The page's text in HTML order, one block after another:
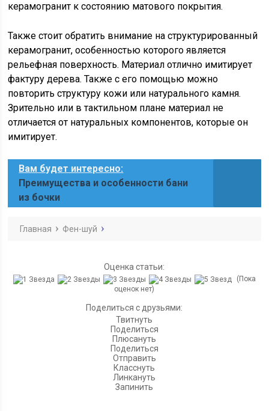
керамогранит к состоянию матового покрытия.
Также стоит обратить внимание на структурированный
керамогранит, особенностью которого является
рельефная поверхность. Материал отлично имитирует
фактуру дерева. Также с его помощью можно
повторить структуру кожи или натурального камня.
Зрительно или в тактильном плане материал не
отличается от натуральных компонентов, которые он
имитирует.
Вам будет интересно:
Преимущества и особенности бани
из бочки
Главная Фен-шуй
Оценка статьи:
(Пока
оценок нет)
Поделиться с друзьями:
Твитнуть
Поделиться
Плюсануть
Поделиться
Отправить
Класснуть
Линкануть
Запинить